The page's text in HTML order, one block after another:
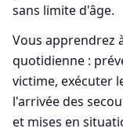
sans limite d'âge.
Vous apprendrez
quotidienne :
victime, exécuter
l'arrivée des
et mises en